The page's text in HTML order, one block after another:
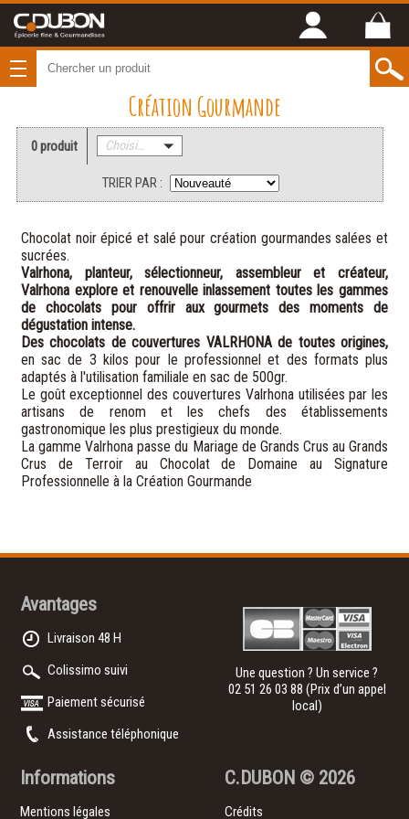
Création Gourmande
0 produit Choisissez une catégorie
TRIER PAR :
Chocolat noir épicé et salé pour création gourmandes salées et
sucrées.
Valrhona, planteur, sélectionneur, assembleur et créateur,
Valrhona explore et renouvelle inlassement toutes les gammes
de chocolats pour offrir aux gourmets des moments de
dégustation intense.
Des chocolats de couvertures VALRHONA de toutes origines,
en sac de 3 kilos pour le professionnel et des formats plus
adaptés à l'utilisation familiale en sac de 500gr.
Le goût exceptionnel des couvertures Valrhona utilisées par les
artisans de renom et les chefs des établissements
gastronomique les plus prestigieux du monde.
La gamme Valrhona passe du Mariage de Grands Crus au Grands
Crus de Terroir au Chocolat de Domaine au Signature
Professionnelle à la Création Gourmande
Avantages
Livraison 48 H
Colissimo suivi
Paiement sécurisé
Assistance téléphonique
Une question ? Un service ?
02 51 26 03 88 (Prix d’un appel
local)
Informations
Mentions légales
C.DUBON © 2026
Crédits